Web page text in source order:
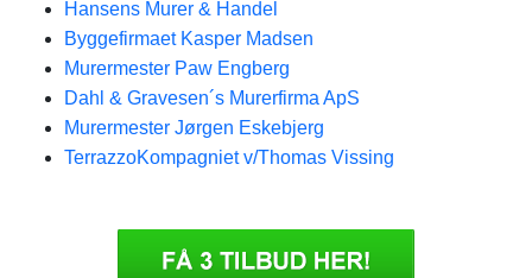
Hansens Murer & Handel
Byggefirmaet Kasper Madsen
Murermester Paw Engberg
Dahl & Gravesen´s Murerfirma ApS
Murermester Jørgen Eskebjerg
TerrazzoKompagniet v/Thomas Vissing